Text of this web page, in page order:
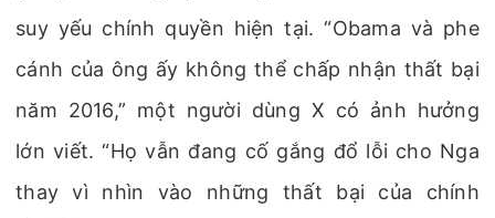
suy yếu chính quyền hiện tại. “Obama và phe
cánh của ông ấy không thể chấp nhận thất bại
năm 2016,” một người dùng X có ảnh hưởng
lớn viết. “Họ vẫn đang cố gắng đổ lỗi cho Nga
thay vì nhìn vào những thất bại của chính